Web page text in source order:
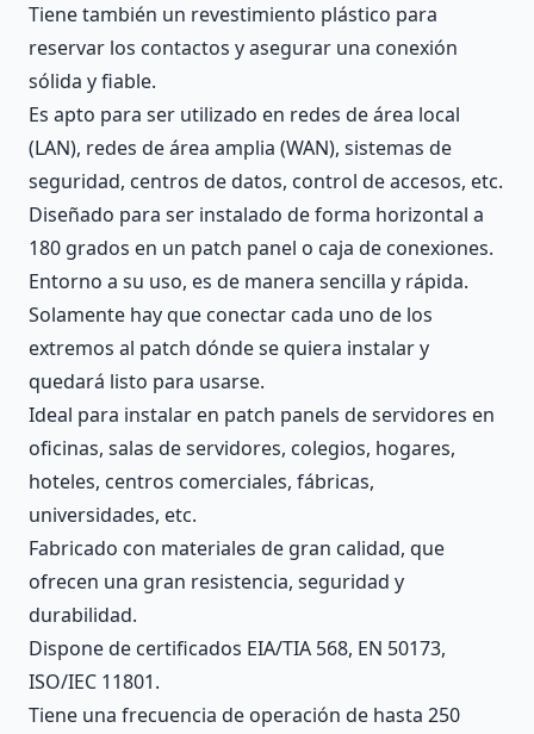
Tiene también un revestimiento plástico para
reservar los contactos y asegurar una conexión
sólida y fiable.
Es apto para ser utilizado en redes de área local
(LAN), redes de área amplia (WAN), sistemas de
seguridad, centros de datos, control de accesos, etc.
Diseñado para ser instalado de forma horizontal a
180 grados en un patch panel o caja de conexiones.
Entorno a su uso, es de manera sencilla y rápida.
Solamente hay que conectar cada uno de los
extremos al patch dónde se quiera instalar y
quedará listo para usarse.
Ideal para instalar en patch panels de servidores en
oficinas, salas de servidores, colegios, hogares,
hoteles, centros comerciales, fábricas,
universidades, etc.
Fabricado con materiales de gran calidad, que
ofrecen una gran resistencia, seguridad y
durabilidad.
Dispone de certificados EIA/TIA 568, EN 50173,
ISO/IEC 11801.
Tiene una frecuencia de operación de hasta 250